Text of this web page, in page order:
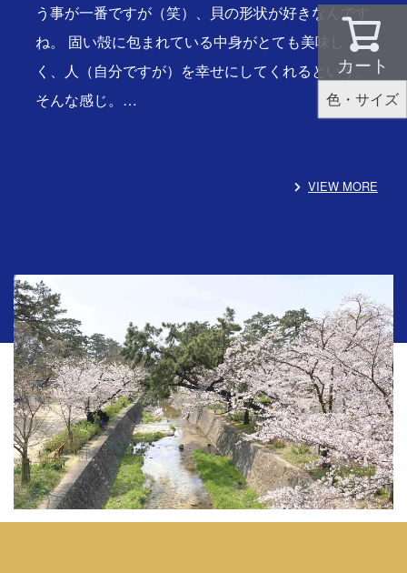
カート
色・サイズ
う事が一番ですが（笑）、貝の形状が好きなんです
ね。 固い殻に包まれている中身がとても美味し
く、人（自分ですが）を幸せにしてくれるという、
そんな感じ。…
VIEW MORE